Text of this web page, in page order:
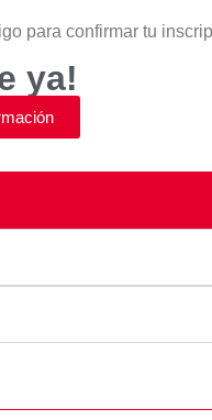
para confirmar tu
ya!